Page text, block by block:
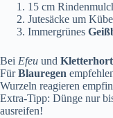
15 cm
Jutesäcke um
Immergrünes
Bei Efeu und
FürBlauregen
Wurzeln reagieren
Extra-Tipp: Dünge nur
ausreifen!